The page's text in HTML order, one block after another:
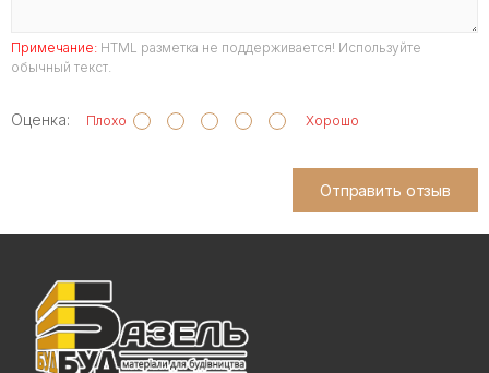
Примечание: HTML разметка не поддерживается! Используйте
обычный текст.
Оценка: Плохо Хорошо
Отправить отзыв